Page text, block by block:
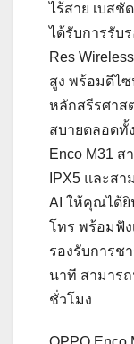
ไร้สาย เบสชั
ได้รับการรับ
Res
สูง พร้อมดีไ
หลักสรีรศาส
สบายตลอดทั้
Enco M31
IPX5 และส
AI ให้คุณได้ยิ
โทร พร้อมฟัง
รองรับการช
นาที สามารถ
ชั่วโมง